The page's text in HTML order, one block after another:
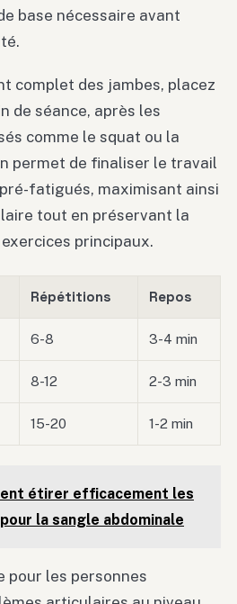
base nécessaire avant
complet des jambes, placez
de séance, après les
comme le squat ou la
permet de finaliser le travail
fatigués, maximisant ainsi
tout en préservant la
principaux.
Répétitions Repos
6-8 3-4 min
8-12 2-3 min
15-20 1-2 min
étirer efficacement les
la sangle abdominale
pour les personnes